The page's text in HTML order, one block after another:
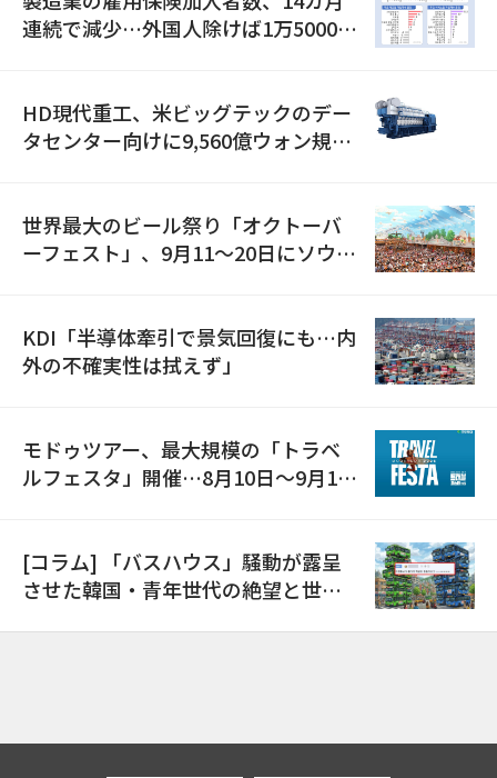
連続で減少…外国人除けば1万5000人
HD現代重工、米ビッグテックのデー
タセンター向けに9,560億ウォン規模
世界最大のビール祭り「オクトーバ
ーフェスト」、9月11〜20日にソウル
KDI「半導体牽引で景気回復にも…内
外の不確実性は拭えず」
モドゥツアー、最大規模の「トラベ
ルフェスタ」開催…8月10日～9月11
[コラム] 「バスハウス」騒動が露呈
させた韓国・青年世代の絶望と世代